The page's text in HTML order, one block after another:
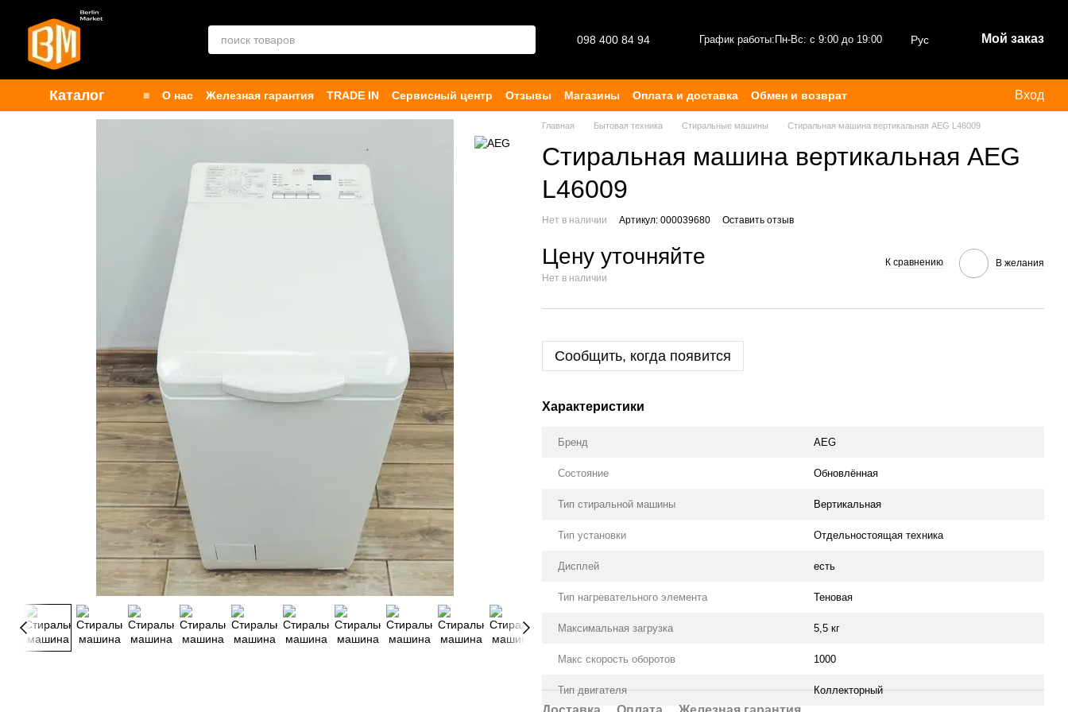
Перейти к основному контенту
098 400 84 94‬ График работы: Пн-Вс: с 9:00 до 19:00 Рус Мой заказ
Каталог ■ О нас Железная гарантия TRADE IN Сервисный центр Отзывы Магазины Оплата и доставка
Обмен и возврат
Контакты
Бренды Публичная оферта
Вход
Главная Бытовая техника Стиральные машины Стиральная машина вертикальная AEG L46009
Стиральная машина вертикальная AEG
L46009
Нет в наличии Артикул: 000039680 Оставить отзыв
Цену уточняйте
Нет в наличии
К сравнению В желания
Сообщить, когда появится
Характеристики
Бренд AEG
Состояние Обновлённая
Тип стиральной машины Вертикальная
Тип установки Отдельностоящая техника
Дисплей есть
Тип нагревательного элемента Теновая
Максимальная загрузка 5,5 кг
Макс скорость оборотов 1000
Тип двигателя Коллекторный